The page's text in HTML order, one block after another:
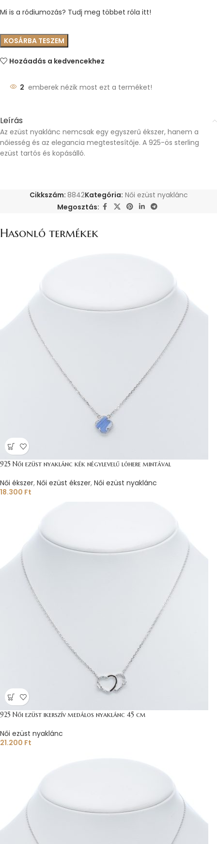
Mi is a ródiumozás? Tudj meg többet róla itt!
KOSÁRBA TESZEM
Hozáadás a kedvencekhez
2 emberek nézik most ezt a terméket!
Leírás
Az ezüst nyaklánc nemcsak egy egyszerű ékszer, hanem a
nőiesség és az elegancia megtestesítője. A 925-ös sterling
ezüst tartós és kopásálló.
Cikkszám: 8842Kategória: Női ezüst nyaklánc
Megosztás:
Hasonló termékek
925 Női ezüst nyaklánc kék négylevelű lóhere mintával
Női ékszer, Női ezüst ékszer, Női ezüst nyaklánc
18.300 Ft
925 Női ezüst ikerszív medálos nyaklánc 45 cm
Női ezüst nyaklánc
21.200 Ft